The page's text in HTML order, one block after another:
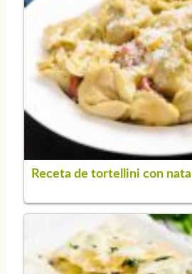
Receta de tortellini con nata